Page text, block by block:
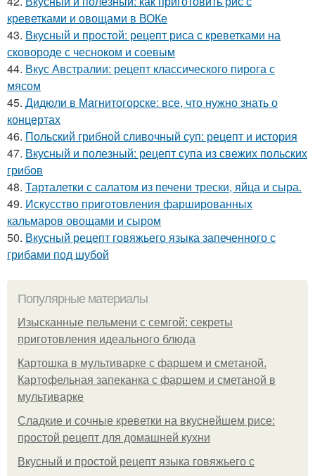
креветками и овощами в ВОКе
43. Вкусный и простой: рецепт риса с креветками на
сковороде с чесноком и соевым
44. Вкус Австралии: рецепт классического пирога с
мясом
45. Дидюли в Магнитогорске: все, что нужно знать о
концертах
46. Польский грибной сливочный суп: рецепт и история
47. Вкусный и полезный: рецепт супа из свежих польских
грибов
48. Тарталетки с салатом из печени трески, яйца и сыра.
49. Искусство приготовления фаршированных
кальмаров овощами и сыром
50. Вкусный рецепт говяжьего языка запеченного с
грибами под шубой
Популярные материалы
Изысканные пельмени с семгой: секреты
приготовления идеального блюда
Картошка в мультиварке с фаршем и сметаной.
Картофельная запеканка с фаршем и сметаной в
мультиварке
Сладкие и сочные креветки на вкуснейшем рисе:
простой рецепт для домашней кухни
Вкусный и простой рецепт языка говяжьего с